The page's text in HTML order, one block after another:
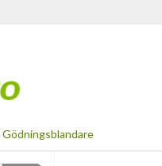
Gödningsblandare